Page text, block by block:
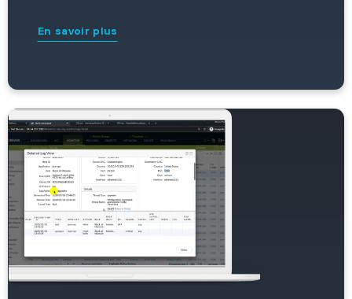
En savoir plus